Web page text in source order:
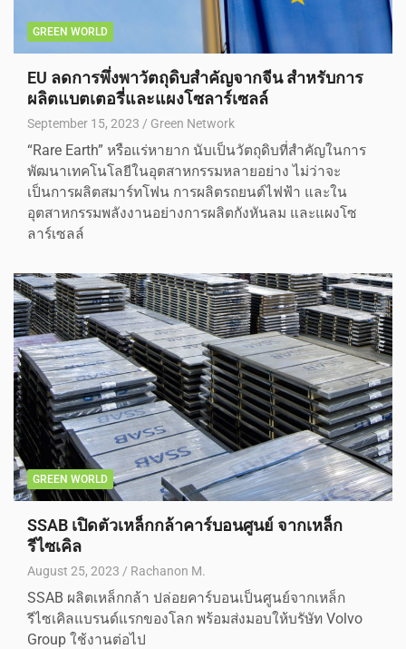
GREEN WORLD
EU ลดการพึ่งพาวัตถุดิบสำคัญจากจีน สำหรับการ
ผลิตแบตเตอรี่และแผงโซลาร์เซลล์
September 15, 2023 Green Network
“Rare Earth” หรือแร่หายาก นับเป็นวัตถุดิบที่สำคัญในการ
พัฒนาเทคโนโลยีในอุตสาหกรรมหลายอย่าง ไม่ว่าจะ
เป็นการผลิตสมาร์ทโฟน การผลิตรถยนต์ไฟฟ้า และใน
อุตสาหกรรมพลังงานอย่างการผลิตกังหันลม และแผงโซ
ลาร์เซลล์
GREEN WORLD
SSAB เปิดตัวเหล็กกล้าคาร์บอนศูนย์ จากเหล็ก
รีไซเคิล
August 25, 2023 Rachanon M.
SSAB ผลิตเหล็กกล้า ปล่อยคาร์บอนเป็นศูนย์จากเหล็ก
รีไซเคิลแบรนด์แรกของโลก พร้อมส่งมอบให้บรัษัท Volvo
Group ใช้งานต่อไป